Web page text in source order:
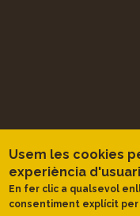
Usem les cookies
experiència d'usuari
En fer clic a qualsevol
consentiment explícit